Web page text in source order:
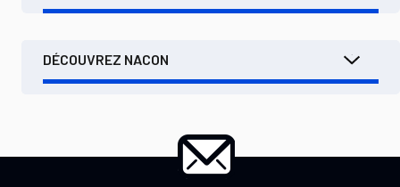
DÉCOUVREZ NACON